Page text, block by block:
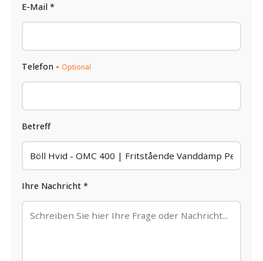
E-Mail *
Telefon - Optional
Betreff
Ihre Nachricht *